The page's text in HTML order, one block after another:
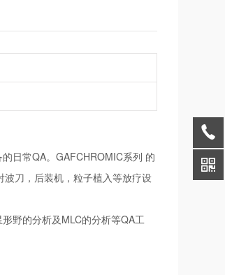
日常QA。GAFCHROMIC系列 的
刀，后装机，粒子植入等放疗设
野的分析及MLC的分析等QA工